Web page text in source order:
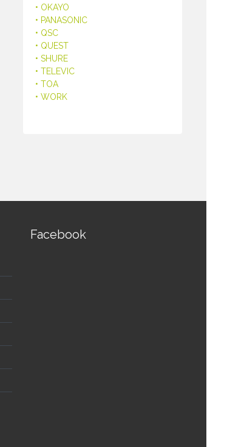
• OKAYO
• PANASONIC
• QSC
• QUEST
• SHURE
• TELEVIC
• TOA
• WORK
Facebook